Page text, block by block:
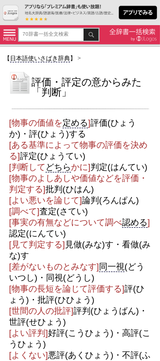
【 日本語使いさばき辞典】 >
評価・評定の意からみた
「判断」
[物事の価値を定める]評価(ひょう
か)・評(ひょう)する
[ある基準によって物事の評価を決め
る]評定(ひょうてい)
[判断して どちらかに]判定(はんてい)
[物事のよしあしや価値などを評価・
判定する]批判(ひはん)
[よい悪いを論じて]論判(ろんぱん)
[調べて]査定(さてい)
[事実の有無などについて調べ認める]
認定(にんてい)
[見て判定する] 見做(みな)す・看做(み
な)す
[差がないものとみなす]同一視(どう
いつし)・同視(どうし)
[物事の長短を論じて評価する]評(ひ
ょう)・批評(ひひょう)
[世間の人の批評]評判(ひょうばん)・
世評(せひょう)
[よい評判]好評(こうひょう)・高評(こ
うひょう)
[よくない]悪評(あくひょう)・不評(ふ